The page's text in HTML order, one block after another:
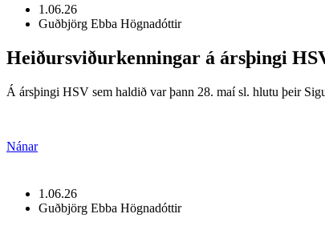
1.06.26
Guðbjörg Ebba Högnadóttir
Heiðursviðurkenningar á ársþingi
Á ársþingi HSV sem haldið var þann 28. maí sl. hlutu þeir
Nánar
1.06.26
Guðbjörg Ebba Högnadóttir